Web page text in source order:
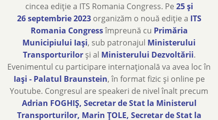
cincea ediție a ITS Romania Congress. Pe 25 și
26 septembrie 2023organizăm o nouă ediție a ITS
Romania Congressîmpreună cu Primăria
Municipiului Iași, sub patronajul Ministerului
Transporturilor și al Ministerului Dezvoltării.
Evenimentul cu participare internațională va avea loc în
Iași - Palatul Braunstein, în format fizic și online pe
Youtube. Congresul are speakeri de nivel înalt precum
Adrian FOGHIȘ, Secretar de Stat la Ministerul
Transporturilor, Marin ȚOLE, Secretar de Stat la